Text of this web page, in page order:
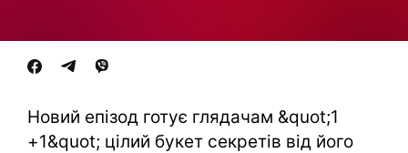
Новий епізод готує глядачам &quot;1
+1&quot; цілий букет секретів від його